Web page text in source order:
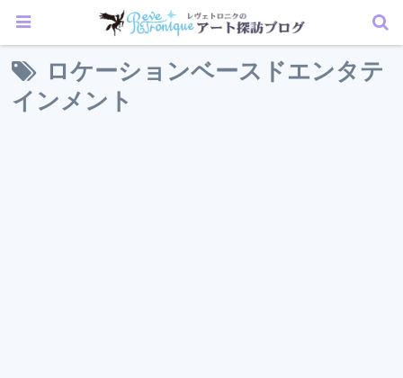
ロケーションベースドエンタテ
インメント